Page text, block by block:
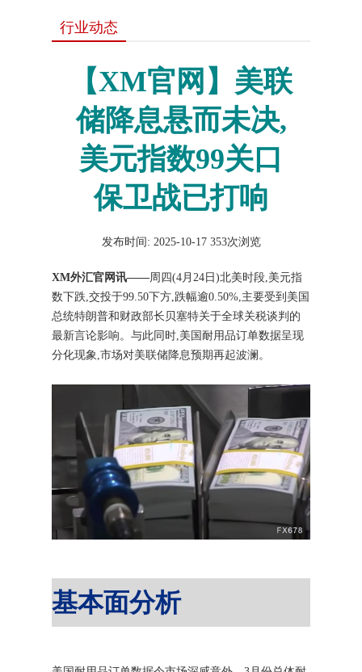
行业动态
【XM官网】美联
储降息悬而未决,
美元指数99关口
保卫战已打响
发布时间: 2025-10-17 353次浏览
XM外汇官网讯——周四(4月24日)北美时段,美元指
数下跌,交投于99.50下方,跌幅逾0.50%,主要受到美国
总统特朗普和财政部长贝塞特关于全球关税谈判的
最新言论影响。与此同时,美国耐用品订单数据呈现
分化现象,市场对美联储降息预期再起波澜。
基本面分析